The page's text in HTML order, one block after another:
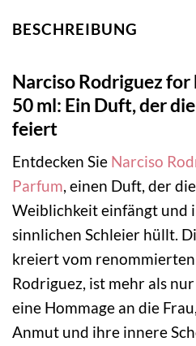
BESCHREIBUNG
Narciso Rodriguez for
50 ml: Ein Duft, der
feiert
Entdecken Sie Narciso
Parfum, einen Duft, der
Weiblichkeit einfängt und
sinnlichen Schleier hüllt.
kreiert vom
Rodriguez, ist mehr als
eine Hommage an die
Anmut und ihre innere